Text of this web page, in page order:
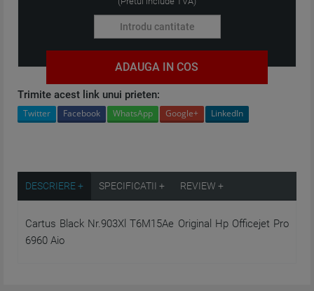
ADAUGA IN COS
Trimite acest link unui prieten:
Twitter Facebook WhatsApp Google+ LinkedIn
DESCRIERE + SPECIFICATII + REVIEW +
Cartus Black Nr.903Xl T6M15Ae Original Hp Officejet Pro
6960 Aio